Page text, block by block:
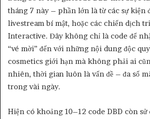
tháng 7 này – phần lớn là từ các sự kiện
livestream bí mật, hoặc các chiến dịch
Interactive. Đây không chỉ là code để
“vé mời” đến với những nội dung độc
cosmetics giới hạn mà không phải ai
nhiên, thời gian luôn là vấn đề – đa số
trong vài ngày.
Hiện có khoảng 10–12 code DBD còn